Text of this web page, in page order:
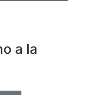
a la